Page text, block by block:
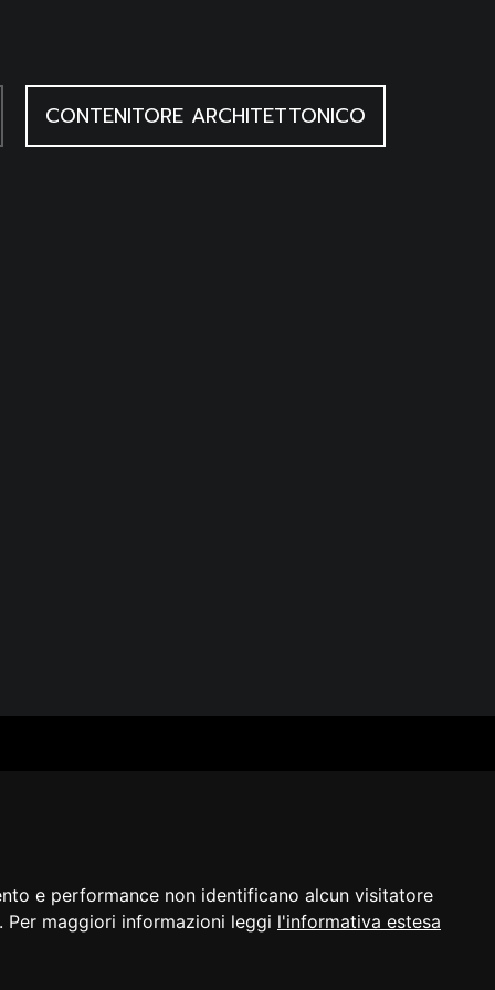
e performance non identificano alcun visitatore
maggiori informazioni leggi l'informativa estesa
CONTENITORE ARCHITETTONICO